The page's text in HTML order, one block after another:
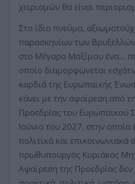
χειρισμών θα είναι
Στο ίδιο πνεύμα,
παρασκηνίων των
στο Μέγαρο Μαξίμου ένα…
οποίο διαμορφώνεται
καρδιά της Ευρωπαϊκής
κάνει με την αφαίρεση από
Προεδρίας του Ευρωπαϊκού
Ιούνιο του 2027, στην οποία
πολιτικά και επικοινωνιακά
πρωθυπουργός Κυριάκος
Αφαίρεση της Προεδρίας δεν